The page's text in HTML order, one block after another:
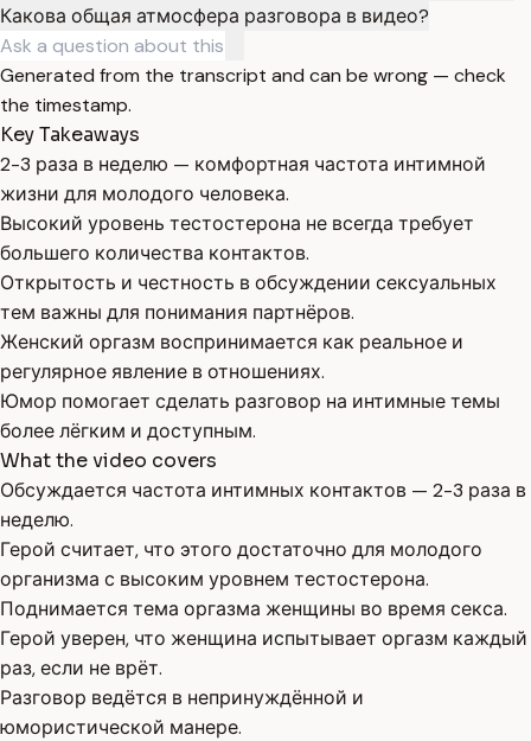
Какова общая атмосфера разговора в видео?
Generated from the transcript and can be wrong — check
the timestamp.
Key Takeaways
2-3 раза в неделю — комфортная частота интимной
жизни для молодого человека.
Высокий уровень тестостерона не всегда требует
большего количества контактов.
Открытость и честность в обсуждении сексуальных
тем важны для понимания партнёров.
Женский оргазм воспринимается как реальное и
регулярное явление в отношениях.
Юмор помогает сделать разговор на интимные темы
более лёгким и доступным.
What the video covers
Обсуждается частота интимных контактов — 2-3 раза в
неделю.
Герой считает, что этого достаточно для молодого
организма с высоким уровнем тестостерона.
Поднимается тема оргазма женщины во время секса.
Герой уверен, что женщина испытывает оргазм каждый
раз, если не врёт.
Разговор ведётся в непринуждённой и
юмористической манере.